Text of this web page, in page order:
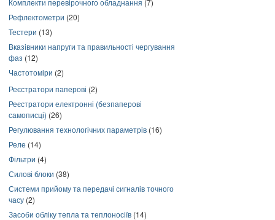
Комплекти перевірочного обладнання (7)
Рефлектометри (20)
Тестери (13)
Вказівники напруги та правильності чергування
фаз (12)
Частотоміри (2)
Реєстратори паперові (2)
Реєстратори електронні (безпаперові
самописці) (26)
Регулювання технологічних параметрів (16)
Реле (14)
Фільтри (4)
Силові блоки (38)
Системи прийому та передачі сигналів точного
часу (2)
Засоби обліку тепла та теплоносіїв (14)